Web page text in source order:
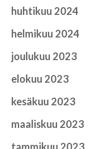
huhtikuu 2024
helmikuu 2024
joulukuu 2023
elokuu 2023
kesäkuu 2023
maaliskuu 2023
tammikuu 2023